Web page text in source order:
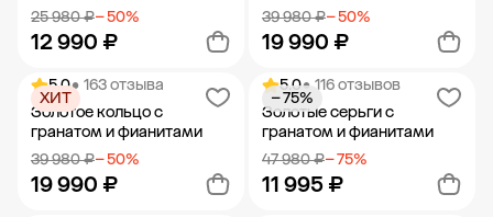
25 980 ₽− 50%
12 990 ₽
Добавить в корзину
39 980 ₽− 50%
19 990 ₽
Добавить в корзину
5.0• 163 отзыва
Золотое кольцо с
гранатом и фианитами
39 980 ₽− 50%
19 990 ₽
ХИТ
5.0• 116 отзывов
Золотые серьги с
гранатом и фианитами
47 980 ₽− 75%
11 995 ₽
− 75%